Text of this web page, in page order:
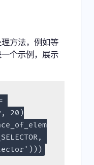
方法，例如等
个示例，展示
20)